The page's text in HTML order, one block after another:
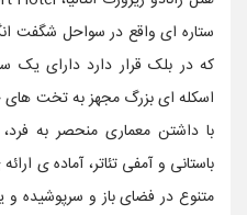
ستاره ای واقع در سواحل شگفت
اسکله ای بزرگ مجهز به تخت های
با داشتن معماری منحصر به
باستانی و آمفی تئاتر، آماده ی
متنوع در فضای باز و سرپوشیده و